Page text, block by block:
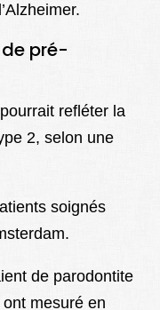
pré-
refléter la
2, selon une
soignés
de parodontite
mesuré en